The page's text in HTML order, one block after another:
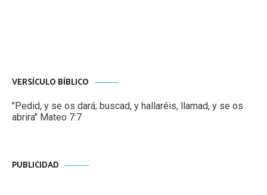
VERSÍCULO BÍBLICO
"Pedid, y se os dará; buscad, y hallaréis, llamad, y se os
abrira" Mateo 7:7
PUBLICIDAD